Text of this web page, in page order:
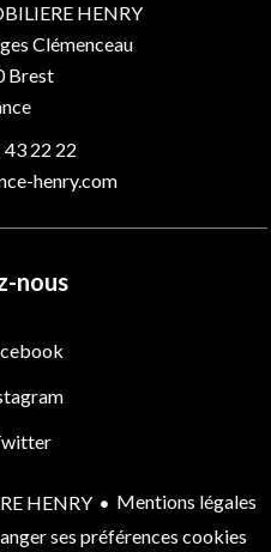
HENRY
Clémenceau
Brest
43 22 22
henry.com
nous
HENRY
Mentions légales
ses préférences cookies